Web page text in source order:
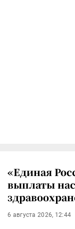
«Единая
выплаты
6 августа 2026, 12:44